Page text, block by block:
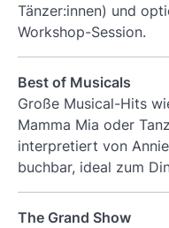
Tänzer:innen) und
Workshop-Session.
Best of Musicals
Große Musical-Hits
Mamma Mia oder
interpretiert von
buchbar, ideal zum
The Grand Show